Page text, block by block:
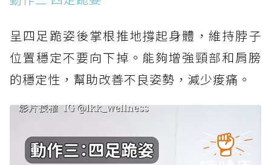
呈四足跪姿後掌根推地撐起身體，維持脖子
位置穩定不要向下掉。能夠增強頸部和肩膀
的穩定性，幫助改善不良姿勢，減少痠痛。